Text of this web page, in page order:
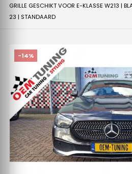
GRILLE GESCHIKT VOOR E-KLASSE W213 |
23 | STANDAARD
-14%